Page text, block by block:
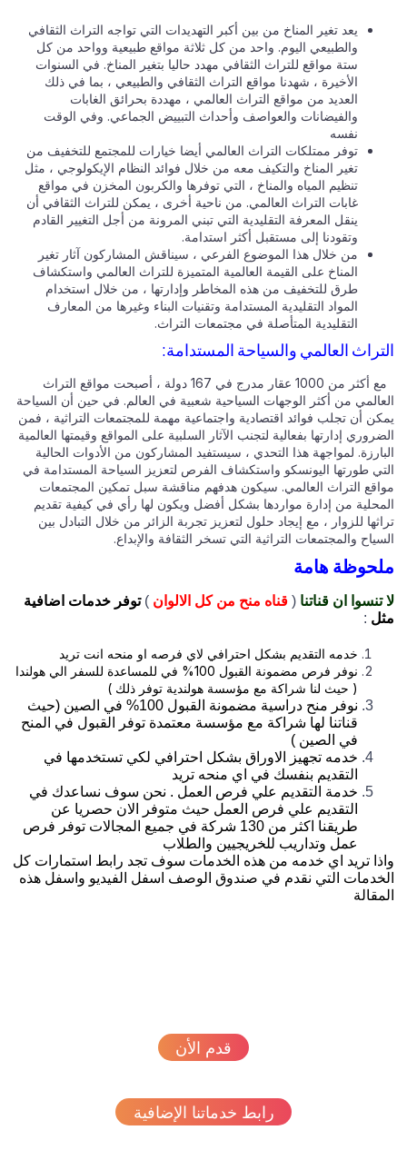
يعد تغير المناخ من بين أكبر التهديدات التي تواجه التراث الثقافي
والطبيعي اليوم. واحد من كل ثلاثة مواقع طبيعية وواحد من كل
ستة مواقع للتراث الثقافي مهدد حاليا بتغير المناخ. في السنوات
الأخيرة ، شهدنا مواقع التراث الثقافي والطبيعي ، بما في ذلك
العديد من مواقع التراث العالمي ، مهددة بحرائق الغابات
والفيضانات والعواصف وأحداث التبييض الجماعي. وفي الوقت
نفسه
توفر ممتلكات التراث العالمي أيضا خيارات للمجتمع للتخفيف من
تغير المناخ والتكيف معه من خلال فوائد النظام الإيكولوجي ، مثل
تنظيم المياه والمناخ ، التي توفرها والكربون المخزن في مواقع
غابات التراث العالمي. من ناحية أخرى ، يمكن للتراث الثقافي أن
ينقل المعرفة التقليدية التي تبني المرونة من أجل التغيير القادم
وتقودنا إلى مستقبل أكثر استدامة.
من خلال هذا الموضوع الفرعي ، سيناقش المشاركون آثار تغير
المناخ على القيمة العالمية المتميزة للتراث العالمي واستكشاف
طرق للتخفيف من هذه المخاطر وإدارتها ، من خلال استخدام
المواد التقليدية المستدامة وتقنيات البناء وغيرها من المعارف
التقليدية المتأصلة في مجتمعات التراث.
العالمي والسياحة المستدامة:
مع أكثر من 1000 عقار مدرج في 167 دولة ، أصبحت مواقع التراث
من أكثر الوجهات السياحية شعبية في العالم. في حين أن السياحة
أن تجلب فوائد اقتصادية واجتماعية مهمة للمجتمعات التراثية ، فمن
إدارتها بفعالية لتجنب الآثار السلبية على المواقع وقيمتها العالمية
لمواجهة هذا التحدي ، سيستفيد المشاركون من الأدوات الحالية
طورتها اليونسكو واستكشاف الفرص لتعزيز السياحة المستدامة في
التراث العالمي. سيكون هدفهم مناقشة سبل تمكين المجتمعات
من إدارة مواردها بشكل أفضل ويكون لها رأي في كيفية تقديم
للزوار ، مع إيجاد حلول لتعزيز تجربة الزائر من خلال التبادل بين
والمجتمعات التراثية التي تسخر الثقافة والإبداع.
هامة
تنسوا ان قناتنا( قناه منح من كل الالوان) توفر خدمات اضافية
:
خدمه التقديم بشكل احترافي لاي فرصه او منحه انت تريد
نوفر فرص مضمونة القبول 100% في للمساعدة للسفر الي هولندا
( حيث لنا شراكة مع مؤسسة هولندية توفر ذلك )
نوفر منح دراسية مضمونة القبول 100% في الصين (حيث
قناتنا لها شراكة مع مؤسسة معتمدة توفر القبول في المنح
في الصين )
خدمه تجهيز الاوراق بشكل احترافي لكي تستخدمها في
التقديم بنفسك في اي منحه تريد
خدمة التقديم علي فرص العمل . نحن سوف نساعدك في
التقديم علي فرص العمل حيث متوفر الان حصريا عن
طريقنا اكثر من 130 شركة في جميع المجالات توفر فرص
عمل وتداريب للخريجيين والطلاب
تريد اي خدمه من هذه الخدمات سوف تجد رابط استمارات كل
التي نقدم في صندوق الوصف اسفل الفيديو واسفل هذه
قدم الأن
رابط خدماتنا الإضافية